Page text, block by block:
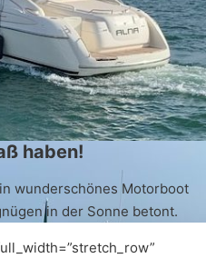
haben!
wunderschönes Motorboot
in der Sonne betont.